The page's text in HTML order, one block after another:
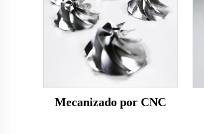
Mecanizado por CNC